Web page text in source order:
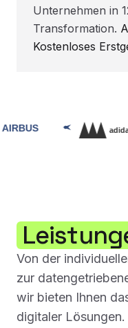
Unternehmen in
Transformation.
Kostenloses
Von der
zur
wir bieten Ihnen
digitaler Lösungen.